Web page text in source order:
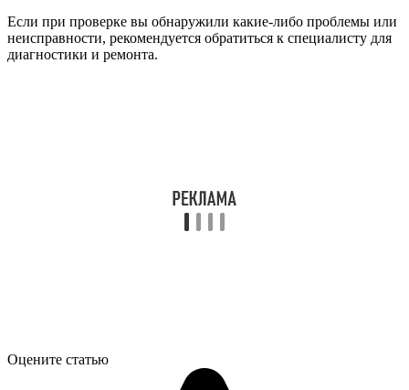
Если при проверке вы обнаружили какие-либо проблемы или
неисправности, рекомендуется обратиться к специалисту для
диагностики и ремонта.
Оцените статью